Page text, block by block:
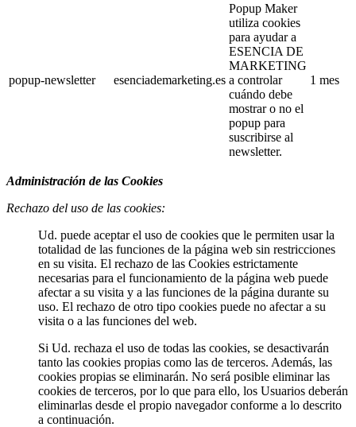
popup-newsletter esenciademarketing.es
Popup Maker
utiliza cookies
para ayudar a
ESENCIA DE
MARKETING
a controlar
cuándo debe
mostrar o no el
popup para
suscribirse al
newsletter.
1 mes
Administración de las Cookies
Rechazo del uso de las cookies:
Ud. puede aceptar el uso de cookies que le permiten usar la
totalidad de las funciones de la página web sin restricciones
en su visita. El rechazo de las Cookies estrictamente
necesarias para el funcionamiento de la página web puede
afectar a su visita y a las funciones de la página durante su
uso. El rechazo de otro tipo cookies puede no afectar a su
visita o a las funciones del web.
Si Ud. rechaza el uso de todas las cookies, se desactivarán
tanto las cookies propias como las de terceros. Además, las
cookies propias se eliminarán. No será posible eliminar las
cookies de terceros, por lo que para ello, los Usuarios deberán
eliminarlas desde el propio navegador conforme a lo descrito
a continuación.